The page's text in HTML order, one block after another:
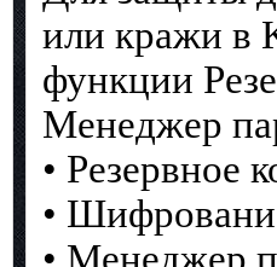
или кражи в
функции
Менеджер
• Резервное
•